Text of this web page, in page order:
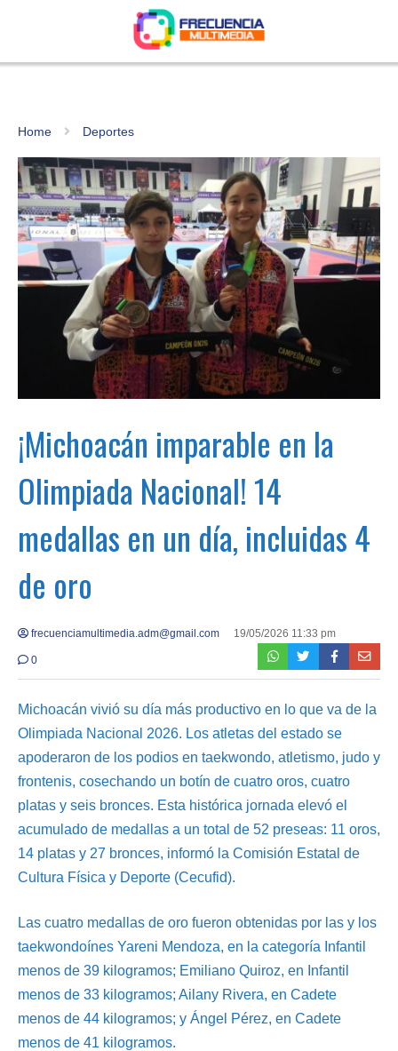
Home Deportes
¡Michoacán imparable en la
Olimpiada Nacional! 14
medallas en un día, incluidas 4
de oro
frecuenciamultimedia.adm@gmail.com 19/05/2026 11:33 pm
0
Michoacán vivió su día más productivo en lo que va de la
Olimpiada Nacional 2026. Los atletas del estado se
apoderaron de los podios en taekwondo, atletismo, judo y
frontenis, cosechando un botín de cuatro oros, cuatro
platas y seis bronces. Esta histórica jornada elevó el
acumulado de medallas a un total de 52 preseas: 11 oros,
14 platas y 27 bronces, informó la Comisión Estatal de
Cultura Física y Deporte (Cecufid).
Las cuatro medallas de oro fueron obtenidas por las y los
taekwondoínes Yareni Mendoza, en la categoría Infantil
menos de 39 kilogramos; Emiliano Quiroz, en Infantil
menos de 33 kilogramos; Ailany Rivera, en Cadete
menos de 44 kilogramos; y Ángel Pérez, en Cadete
menos de 41 kilogramos.